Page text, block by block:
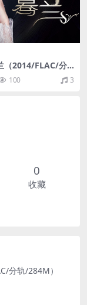
（2014/FLAC/分
100 3
0
收藏
分轨/284M）